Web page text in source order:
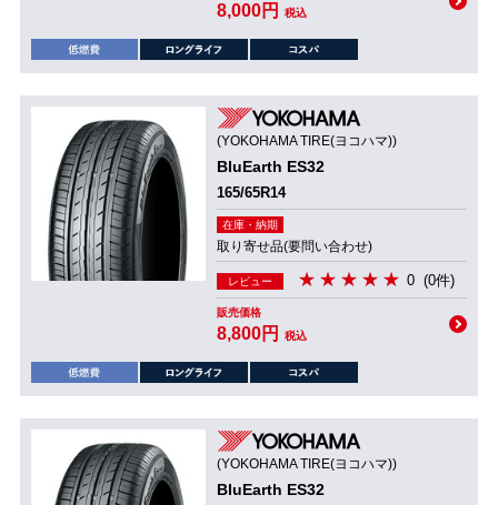
8,000円 税込
(YOKOHAMA TIRE(ヨコハマ))
BluEarth ES32
165/65R14
在庫・納期
取り寄せ品(要問い合わせ)
レビュー 0 (0件)
販売価格
8,800円 税込
(YOKOHAMA TIRE(ヨコハマ))
BluEarth ES32